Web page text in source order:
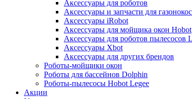
Аксессуары для роботов
Аксессуары и запчасти для
Аксессуары iRobot
Аксессуары для мойщика окон Hobot
Аксессуары для роботов пылесосов
Аксессуары Xbot
Аксессуары для других брендов
Роботы-мойщики окон
Роботы для бассейнов Dolphin
Роботы-пылесосы Hobot Legee
Акции